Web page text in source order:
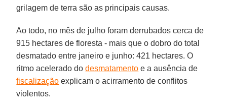
grilagem de terra são as principais causas.
Ao todo, no mês de julho foram derrubados cerca de
915 hectares de floresta - mais que o dobro do total
desmatado entre janeiro e junho: 421 hectares. O
ritmo acelerado dodesmatamento e a ausência de
fiscalização explicam o acirramento de conflitos
violentos.